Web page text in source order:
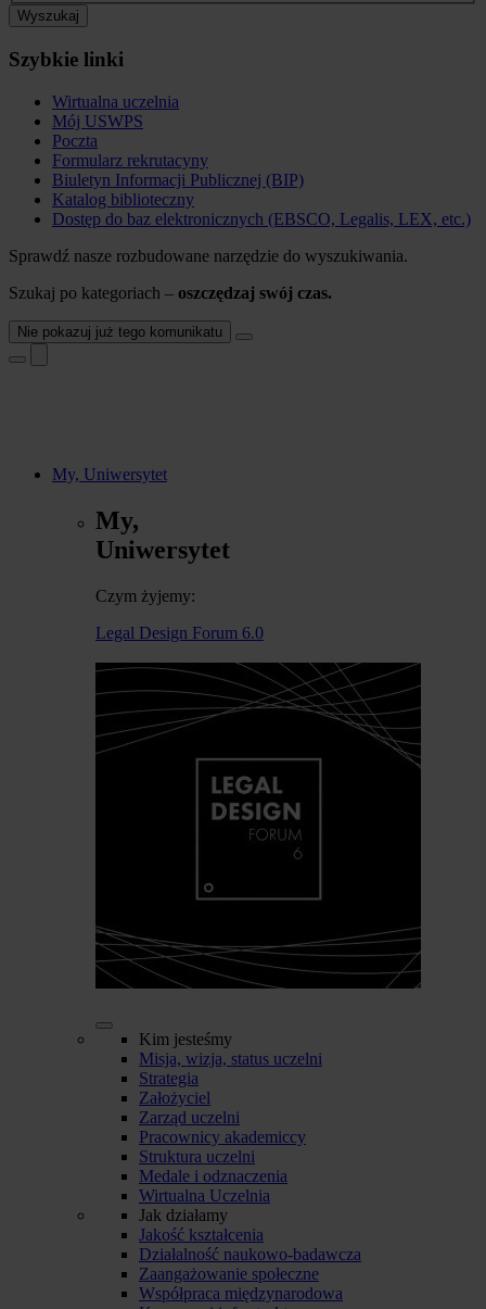
Wyszukaj
Szybkie linki
Wirtualna uczelnia
Mój USWPS
Poczta
Formularz rekrutacyny
Biuletyn Informacji Publicznej (BIP)
Katalog biblioteczny
Dostęp do baz elektronicznych (EBSCO, Legalis, LEX, etc.)
Sprawdź nasze rozbudowane narzędzie do wyszukiwania.
Szukaj po kategoriach – oszczędzaj swój czas.
Nie pokazuj już tego komunikatu
My, Uniwersytet
My,
Uniwersytet
Czym żyjemy:
Legal Design Forum 6.0
Kim jesteśmy
Misja, wizja, status uczelni
Strategia
Założyciel
Zarząd uczelni
Pracownicy akademiccy
Struktura uczelni
Medale i odznaczenia
Wirtualna Uczelnia
Jak działamy
Jakość kształcenia
Działalność naukowo-badawcza
Zaangażowanie społeczne
Współpraca międzynarodowa